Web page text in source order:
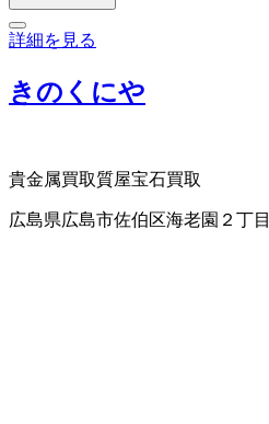
詳細を見る
きのくにや
貴金属買取質屋宝石買取
広島県広島市佐伯区海老園２丁